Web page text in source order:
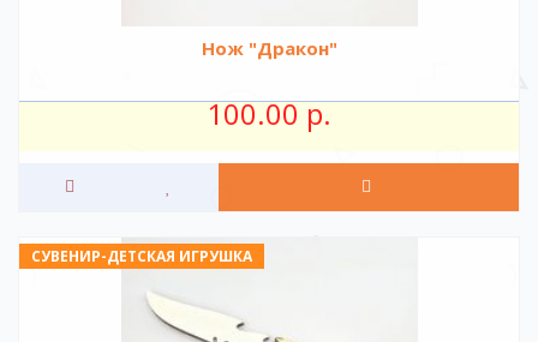
Нож "Дракон"
100.00 р.
СУВЕНИР-ДЕТСКАЯ ИГРУШКА